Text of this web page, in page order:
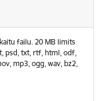
failu. 20 MB limits
psd, txt, rtf, html, odf,
mp3, ogg, wav, bz2,